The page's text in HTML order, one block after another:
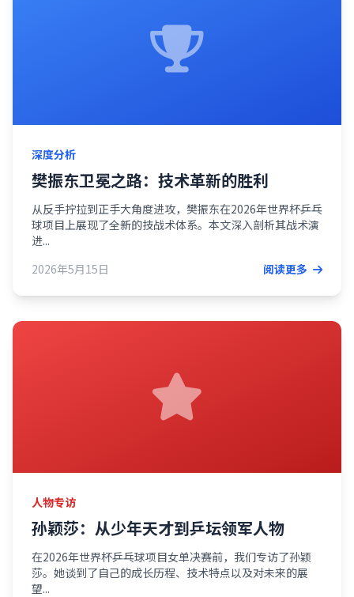
深度分析
樊振东卫冕之路：技术革新的胜利
从反手拧拉到正手大角度进攻，樊振东在2026年世界杯乒乓
球项目上展现了全新的技战术体系。本文深入剖析其战术演
进...
2026年5月15日
阅读更多
人物专访
孙颖莎：从少年天才到乒坛领军人物
在2026年世界杯乒乓球项目女单决赛前，我们专访了孙颖
莎。她谈到了自己的成长历程、技术特点以及对未来的展
望...